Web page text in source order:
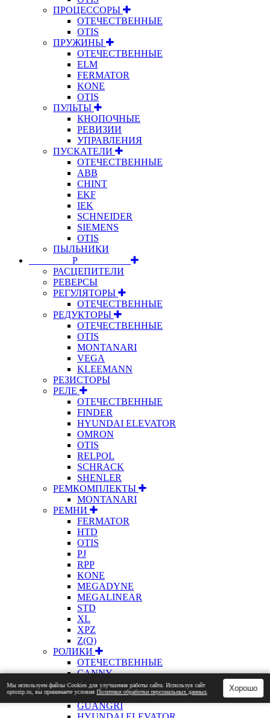
ПРОЦЕССОРЫ
ОТЕЧЕСТВЕННЫЕ
OTIS
ПРУЖИНЫ
ОТЕЧЕСТВЕННЫЕ
ELM
FERMATOR
KONE
OTIS
ПУЛЬТЫ
КНОПОЧНЫЕ
РЕВИЗИИ
УПРАВЛЕНИЯ
ПУСКАТЕЛИ
ОТЕЧЕСТВЕННЫЕ
ABB
CHINT
EKF
IEK
SCHNEIDER
SIEMENS
OTIS
ПЫЛЬНИКИ
⠀⠀⠀⠀⠀⠀Р⠀⠀⠀⠀⠀⠀⠀
РАСЦЕПИТЕЛИ
РЕВЕРСЫ
РЕГУЛЯТОРЫ
ОТЕЧЕСТВЕННЫЕ
РЕДУКТОРЫ
ОТЕЧЕСТВЕННЫЕ
OTIS
MONTANARI
VEGA
KLEEMANN
РЕЗИСТОРЫ
РЕЛЕ
ОТЕЧЕСТВЕННЫЕ
FINDER
HYUNDAI ELEVATOR
OMRON
OTIS
RELPOL
SCHRACK
SHENLER
РЕМКОМПЛЕКТЫ
MONTANARI
РЕМНИ
FERMATOR
HTD
OTIS
PJ
RPP
KONE
MEGADYNE
MEGALINEAR
STD
XL
XPZ
Z(О)
РОЛИКИ
ОТЕЧЕСТВЕННЫЕ
CANNY
ELM
ETN
GUANGRI
Мы используем файлы Сookies для улучшения работы сайта. Используя сайт
optozip.ru, вы принимаете условияПолитики обработки персональных данных Хорошо